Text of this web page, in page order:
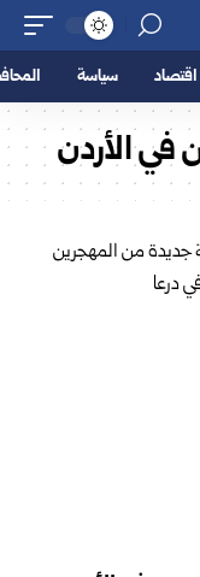
اقتصاد سياسة
في الأردن